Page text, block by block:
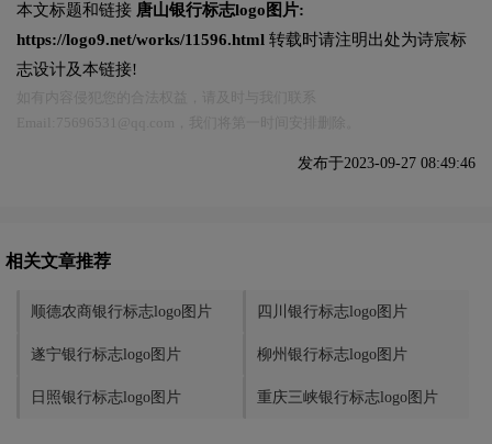
本文标题和链接 唐山银行标志logo图片:
https://logo9.net/works/11596.html 转载时请注明出处为诗宸标
志设计及本链接!
发布于2023-09-27 08:49:46
相关文章推荐
顺德农商银行标志logo图片 四川银行标志logo图片
遂宁银行标志logo图片 柳州银行标志logo图片
日照银行标志logo图片 重庆三峡银行标志logo图片